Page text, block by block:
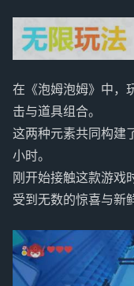
在《泡姆泡姆》中，
击与道具组合。
这两种元素共同构建
小时。
刚开始接触这款游戏
受到无数的惊喜与新